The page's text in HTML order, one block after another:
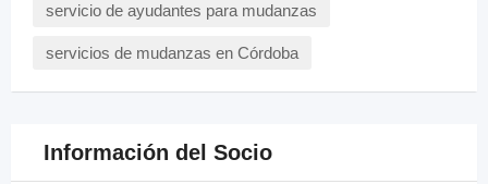
servicio de ayudantes para mudanzas
servicios de mudanzas en Córdoba
Información del Socio